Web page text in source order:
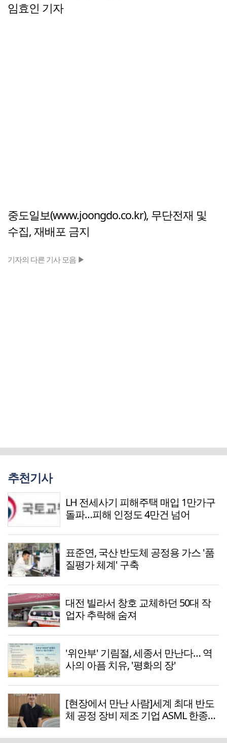
임효인 기자
중도일보(www.joongdo.co.kr), 무단전재 및
수집, 재배포 금지
기자의 다른 기사 모음 ▶
추천기사
LH 전세사기 피해주택 매입 1만가구
돌파…피해 인정도 4만건 넘어
표준연, 국산 반도체 공정용 가스 '품
질평가 체계' 구축
대전 빌라서 창호 교체하던 50대 작
업자 추락해 숨져
'위안부' 기림절, 세종서 만난다… 역
사의 아픔 치유, '평화의 장'
[현장에서 만난 사람]세계 최대 반도
체 공정 장비 제조 기업 ASML 한종호